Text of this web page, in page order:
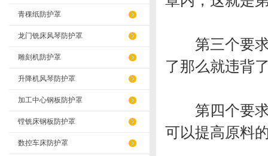
青稞纸防护罩
龙门铣床风琴防护罩
雕刻机防护罩
升降机风琴防护罩
加工中心钢板防护罩
镗铣床钢板防护罩
数控车床防护罩
第三个要求
了那么就违背
第四个要求
可以提高原料